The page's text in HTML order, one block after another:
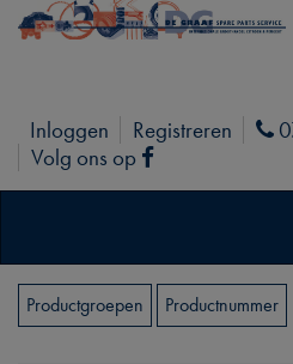
Inloggen Registreren
Volg ons op
Facebook
Productgroepen Productnummer